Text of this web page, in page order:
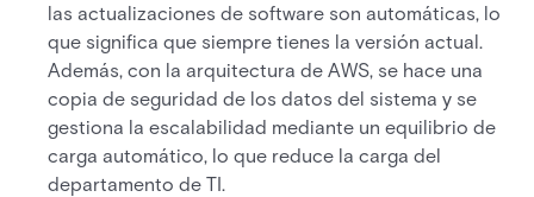
las actualizaciones de software son automáticas, lo
que significa que siempre tienes la versión actual.
Además, con la arquitectura de AWS, se hace una
copia de seguridad de los datos del sistema y se
gestiona la escalabilidad mediante un equilibrio de
carga automático, lo que reduce la carga del
departamento de TI.